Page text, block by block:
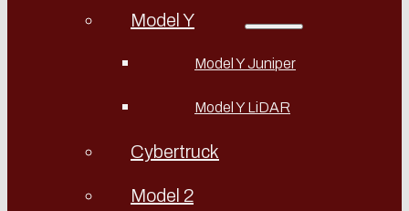
Model Y
Model Y Juniper
Model Y LiDAR
Cybertruck
Model 2